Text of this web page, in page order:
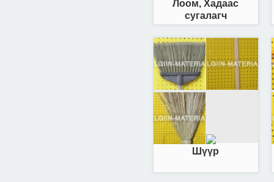
Лоом, Хадаас
сугалагч
Шүүр